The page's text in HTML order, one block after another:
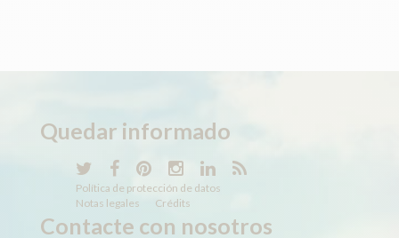
Quedar informado
Política de protección de datos
Notas legales
Crédits
Contacte con nosotros